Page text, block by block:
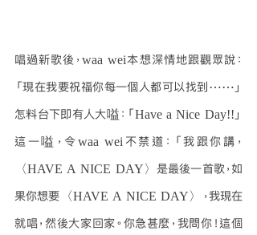
唱過新歌後，waa wei本想深情地跟觀眾說：
「現在我要祝福你每一個人都可以找到⋯⋯」
怎料台下即有人大嗌：「Have a Nice Day!!」
這一嗌，令waa wei不禁道：「我跟你講，
〈HAVE A NICE DAY〉是最後一首歌，如
果你想要〈HAVE A NICE DAY〉，我現在
就唱，然後大家回家。你急甚麼，我問你！這個